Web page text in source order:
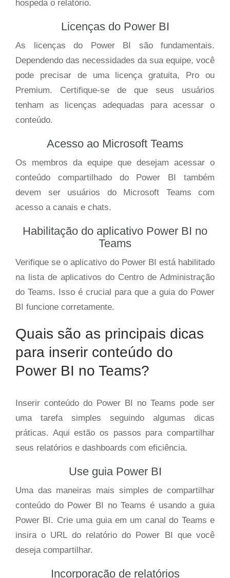
hospeda o relatório.
Licenças do Power BI
As licenças do Power BI são fundamentais.
Dependendo das necessidades da sua equipe, você
pode precisar de uma licença gratuita, Pro ou
Premium. Certifique-se de que seus usuários
tenham as licenças adequadas para acessar o
conteúdo.
Acesso ao Microsoft Teams
Os membros da equipe que desejam acessar o
conteúdo compartilhado do Power BI também
devem ser usuários do Microsoft Teams com
acesso a canais e chats.
Habilitação do aplicativo Power BI no
Teams
Verifique se o aplicativo do Power BI está habilitado
na lista de aplicativos do Centro de Administração
do Teams. Isso é crucial para que a guia do Power
BI funcione corretamente.
Quais são as principais dicas
para inserir conteúdo do
Power BI no Teams?
Inserir conteúdo do Power BI no Teams pode ser
uma tarefa simples seguindo algumas dicas
práticas. Aqui estão os passos para compartilhar
seus relatórios e dashboards com eficiência.
Use guia Power BI
Uma das maneiras mais simples de compartilhar
conteúdo do Power BI no Teams é usando a guia
Power BI. Crie uma guia em um canal do Teams e
insira o URL do relatório do Power BI que você
deseja compartilhar.
Incorporação de relatórios